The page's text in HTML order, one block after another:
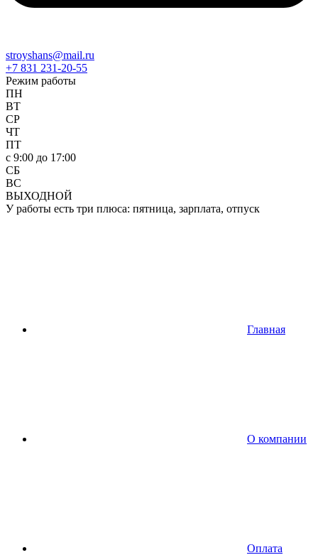
stroyshans@mail.ru
+7 831 231-20-55
Режим работы
ПН
ВТ
СР
ЧТ
ПТ
c 9:00 до 17:00
СБ
ВС
ВЫХОДНОЙ
У работы есть три плюса: пятница, зарплата, отпуск
Главная
О компании
Оплата